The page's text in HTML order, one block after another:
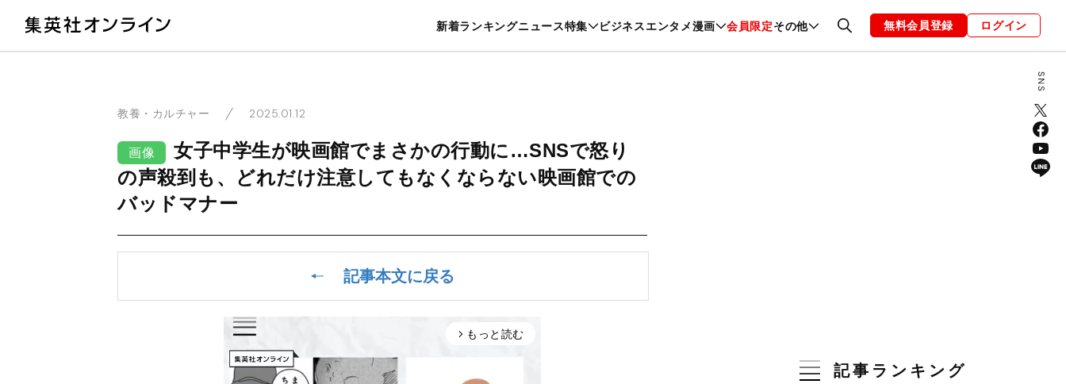
新着ランキングニュース特集 ビジネスエンタメ漫画 会員限定その他
暮らし スポーツ ヘルスケア 美容 グルメ ファッション 恋愛・結婚 編集部 お知らせ
無料会員登録 ログイン
教養・カルチャー 2025.01.12
画像
女子中学生が映画館でまさかの行動に…SNSで怒り
の声殺到も、どれだけ注意してもなくならない映画館での
バッドマナー
記事本文に戻る
arrow_forward_ios もっと読む
記事ランキング